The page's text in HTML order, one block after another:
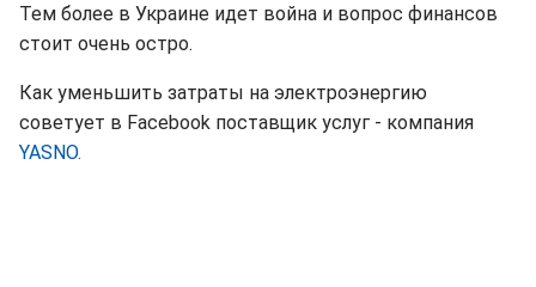
Тем более в Украине идет война и вопрос финансов
стоит очень остро.
Как уменьшить затраты на электроэнергию
советует в Facebook поставщик услуг - компания
YASNO.